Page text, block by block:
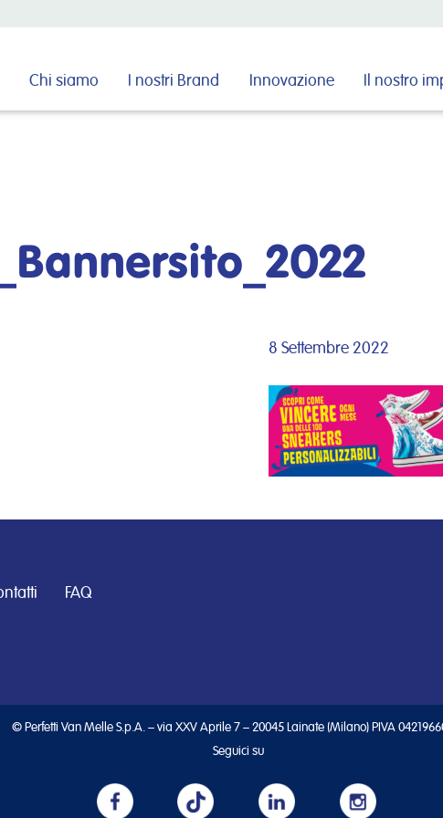
Chi siamo I nostri Brand Innovazione Il nostro
8 Settembre 2022
FAQ
© Perfetti Van Melle S.p.A. – via XXV Aprile 7 – 20045 Lainate (Milano) PIVA
Seguici su